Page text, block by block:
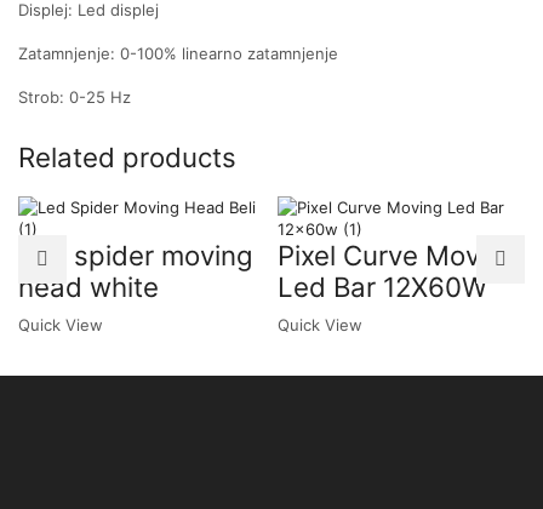
Displej: Led displej
Zatamnjenje: 0-100% linearno zatamnjenje
Strob: 0-25 Hz
Related products
Led spider moving
head white
Quick View
Pixel Curve Moving
Led Bar 12X60W
Quick View